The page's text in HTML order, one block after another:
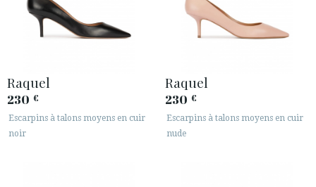
· EXPÉDITIONS
· CHANGEMENTS ET REMBOURSEMENTS
· POLITIQUE DE CONFIDENTIALITÉ
· INFORMATION LÉGALE
     
Raquel
230 €
Escarpins à talons moyens en cuir
noir
Raquel
230 €
Escarpins à talons moyens en cuir
nude